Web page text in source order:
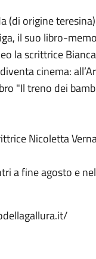
(di origine
il suo libro-
la scrittrice
cinema:
"Il treno dei
Nicoletta
a fine agosto e